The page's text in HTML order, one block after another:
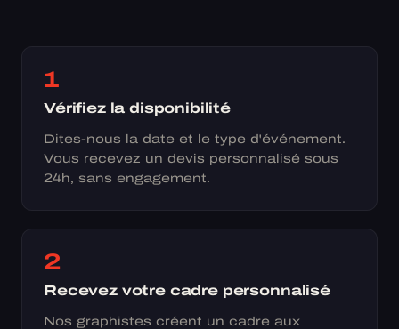
1
Vérifiez la disponibilité
Dites-nous la date et le type d'événement.
Vous recevez un devis personnalisé sous
24h, sans engagement.
2
Recevez votre cadre personnalisé
Nos graphistes créent un cadre aux